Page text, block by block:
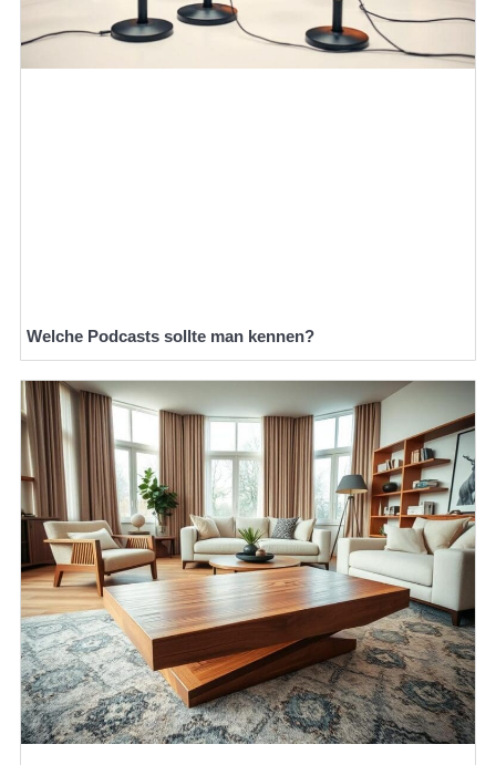
Welche Podcasts sollte man kennen?